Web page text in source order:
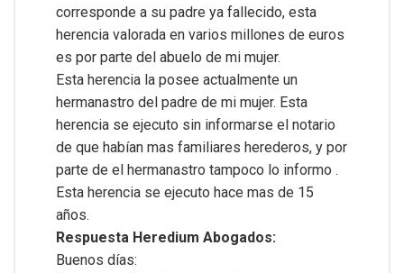
corresponde a su padre ya fallecido, esta
herencia valorada en varios millones de euros
es por parte del abuelo de mi mujer.
Esta herencia la posee actualmente un
hermanastro del padre de mi mujer. Esta
herencia se ejecuto sin informarse el notario
de que habían mas familiares herederos, y por
parte de el hermanastro tampoco lo informo .
Esta herencia se ejecuto hace mas de 15
años.
Respuesta Heredium Abogados:
Buenos días: